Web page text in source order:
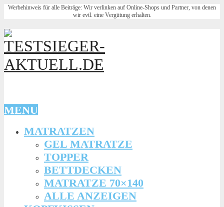
Werbehinweis für alle Beiträge: Wir verlinken auf Online-Shops und Partner, von denen
wir evtl. eine Vergütung erhalten.
MENU
MATRATZEN
GEL MATRATZE
TOPPER
BETTDECKEN
MATRATZE 70×140
ALLE ANZEIGEN